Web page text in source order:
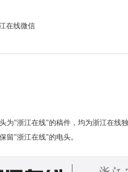
在线微信
为"浙江在线"的稿件，均为浙江在线
留"浙江在线"的电头。